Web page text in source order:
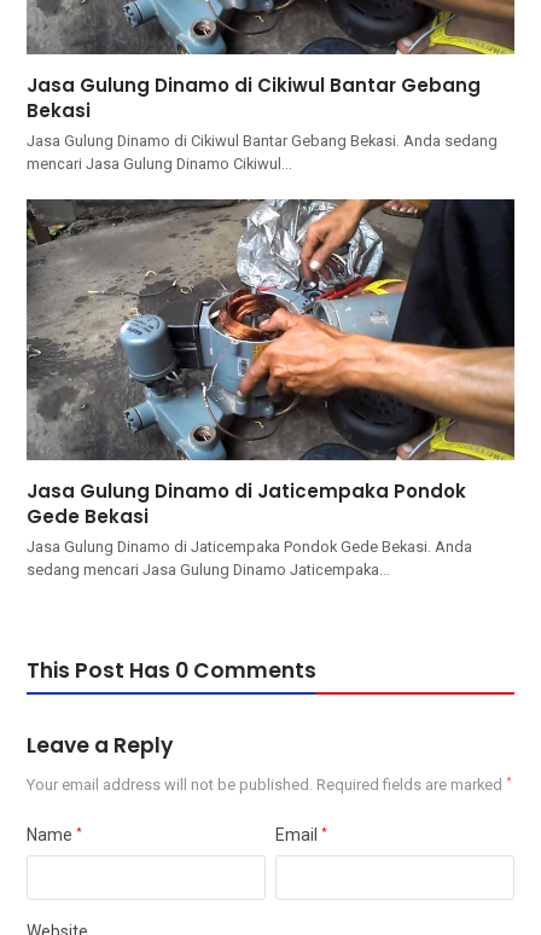
Jasa Gulung Dinamo di Cikiwul Bantar Gebang
Bekasi
Jasa Gulung Dinamo di Cikiwul Bantar Gebang Bekasi. Andа ѕеdаng
mencari Jasa Gulung Dinamo Cikiwul…
Jasa Gulung Dinamo di Jaticempaka Pondok
Gede Bekasi
Jasa Gulung Dinamo di Jaticempaka Pondok Gede Bekasi. Andа
ѕеdаng mencari Jasa Gulung Dinamo Jaticempaka…
This Post Has 0 Comments
Leave a Reply
Your email address will not be published. Required fields are marked*
Name* Email*
Website